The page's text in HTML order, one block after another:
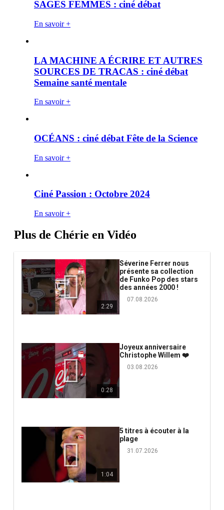
SAGES FEMMES : ciné débat
En savoir +
LA MACHINE A ÉCRIRE ET AUTRES
SOURCES DE TRACAS : ciné débat
Semaine santé mentale
En savoir +
OCÉANS : ciné débat Fête de la Science
En savoir +
Ciné Passion : Octobre 2024
En savoir +
Plus de Chérie en Vidéo
2:29
Séverine Ferrer nous
présente sa collection
de Funko Pop des stars
des années 2000 !
07.08.2026
0:28
Joyeux anniversaire
Christophe Willem ❤️
03.08.2026
1:04
5 titres à écouter à la
plage
31.07.2026